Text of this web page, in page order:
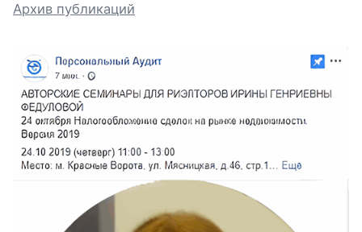
Архив публикаций